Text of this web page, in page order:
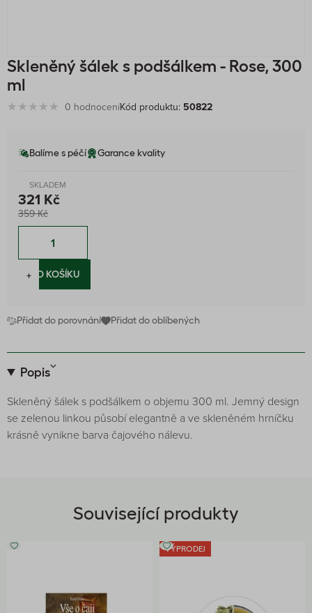
Skleněný šálek s podšálkem - Rose, 300
ml
0 hodnoceníKód produktu: 50822
Balíme s péčí Garance kvality
SKLADEM
321 Kč
359 Kč
−
+DO KOŠÍKU
Přidat do porovnání Přidat do oblíbených
Popis
Skleněný šálek s podšálkem o objemu 300 ml. Jemný design
se zelenou linkou působí elegantně a ve skleněném hrníčku
krásně vynikne barva čajového nálevu.
Související produkty
VÝPRODEJ